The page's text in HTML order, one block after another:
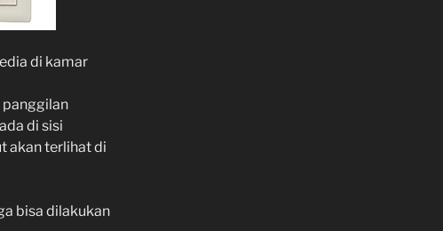
di kamar
panggilan
di sisi
akan terlihat di
bisa dilakukan